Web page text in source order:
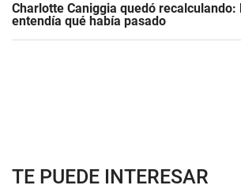
Charlotte Caniggia quedó
entendía qué había pasado
TE PUEDE INTERESAR